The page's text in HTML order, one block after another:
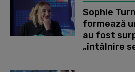
Sophie
formează
au fost
„întâlnire